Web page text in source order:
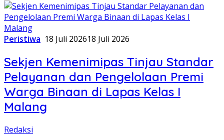
Peristiwa 18 Juli 202618 Juli 2026
Sekjen Kemenimipas Tinjau Standar
Pelayanan dan Pengelolaan Premi
Warga Binaan di Lapas Kelas I
Malang
Redaksi